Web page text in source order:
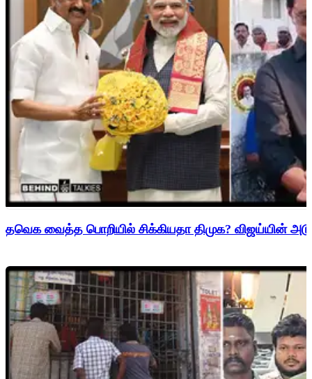
தவெக வைத்த பொறியில் சிக்கியதா திமுக? விஜய்யின்